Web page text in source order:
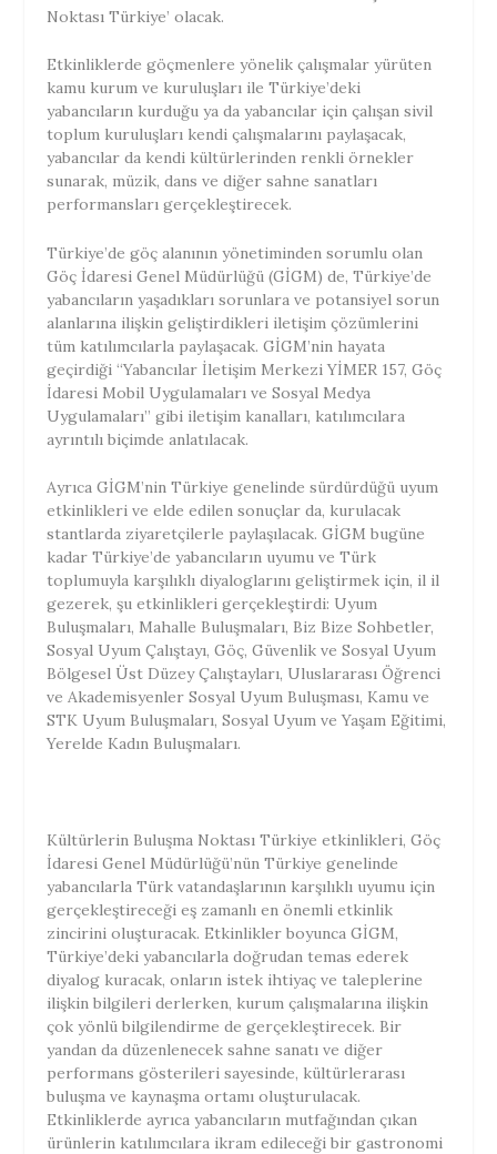
Noktası Türkiye’ olacak.
Etkinliklerde göçmenlere yönelik çalışmalar yürüten
kamu kurum ve kuruluşları ile Türkiye’deki
yabancıların kurduğu ya da yabancılar için çalışan sivil
toplum kuruluşları kendi çalışmalarını paylaşacak,
yabancılar da kendi kültürlerinden renkli örnekler
sunarak, müzik, dans ve diğer sahne sanatları
performansları gerçekleştirecek.
Türkiye’de göç alanının yönetiminden sorumlu olan
Göç İdaresi Genel Müdürlüğü (GİGM) de, Türkiye’de
yabancıların yaşadıkları sorunlara ve potansiyel sorun
alanlarına ilişkin geliştirdikleri iletişim çözümlerini
tüm katılımcılarla paylaşacak. GİGM’nin hayata
geçirdiği “Yabancılar İletişim Merkezi YİMER 157, Göç
İdaresi Mobil Uygulamaları ve Sosyal Medya
Uygulamaları” gibi iletişim kanalları, katılımcılara
ayrıntılı biçimde anlatılacak.
Ayrıca GİGM’nin Türkiye genelinde sürdürdüğü uyum
etkinlikleri ve elde edilen sonuçlar da, kurulacak
stantlarda ziyaretçilerle paylaşılacak. GİGM bugüne
kadar Türkiye’de yabancıların uyumu ve Türk
toplumuyla karşılıklı diyaloglarını geliştirmek için, il il
gezerek, şu etkinlikleri gerçekleştirdi: Uyum
Buluşmaları, Mahalle Buluşmaları, Biz Bize Sohbetler,
Sosyal Uyum Çalıştayı, Göç, Güvenlik ve Sosyal Uyum
Bölgesel Üst Düzey Çalıştayları, Uluslararası Öğrenci
ve Akademisyenler Sosyal Uyum Buluşması, Kamu ve
STK Uyum Buluşmaları, Sosyal Uyum ve Yaşam Eğitimi,
Yerelde Kadın Buluşmaları.
Kültürlerin Buluşma Noktası Türkiye etkinlikleri, Göç
İdaresi Genel Müdürlüğü’nün Türkiye genelinde
yabancılarla Türk vatandaşlarının karşılıklı uyumu için
gerçekleştireceği eş zamanlı en önemli etkinlik
zincirini oluşturacak. Etkinlikler boyunca GİGM,
Türkiye’deki yabancılarla doğrudan temas ederek
diyalog kuracak, onların istek ihtiyaç ve taleplerine
ilişkin bilgileri derlerken, kurum çalışmalarına ilişkin
çok yönlü bilgilendirme de gerçekleştirecek. Bir
yandan da düzenlenecek sahne sanatı ve diğer
performans gösterileri sayesinde, kültürlerarası
buluşma ve kaynaşma ortamı oluşturulacak.
Etkinliklerde ayrıca yabancıların mutfağından çıkan
ürünlerin katılımcılara ikram edileceği bir gastronomi